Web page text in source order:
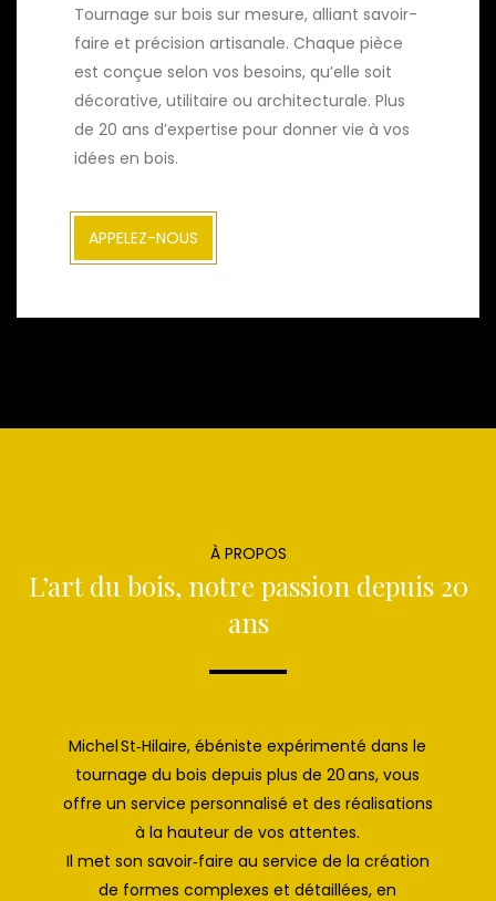
Tournage sur bois sur mesure, alliant savoir-
faire et précision artisanale. Chaque pièce
est conçue selon vos besoins, qu’elle soit
décorative, utilitaire ou architecturale. Plus
de 20 ans d’expertise pour donner vie à vos
idées en bois.
APPELEZ-NOUS
À PROPOS
L’art du bois, notre passion depuis 20
ans
Michel St‑Hilaire, ébéniste expérimenté dans le
tournage du bois depuis plus de 20 ans, vous
offre un service personnalisé et des réalisations
à la hauteur de vos attentes.
Il met son savoir‑faire au service de la création
de formes complexes et détaillées, en